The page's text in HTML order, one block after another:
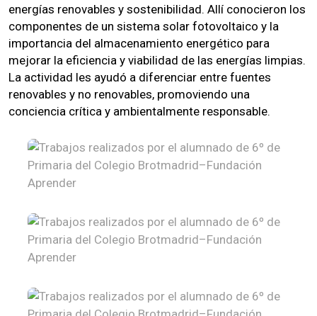
energías renovables y sostenibilidad. Allí conocieron los
componentes de un sistema solar fotovoltaico y la
importancia del almacenamiento energético para
mejorar la eficiencia y viabilidad de las energías limpias.
La actividad les ayudó a diferenciar entre fuentes
renovables y no renovables, promoviendo una
conciencia crítica y ambientalmente responsable.